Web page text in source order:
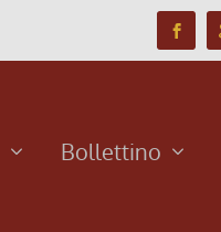
Bollettino